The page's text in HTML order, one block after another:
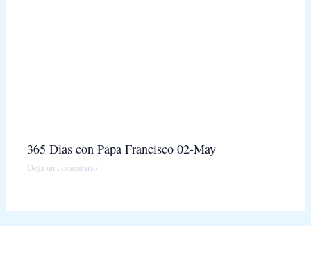
365 Dias con Papa Francisco 02-May
Deja un comentario